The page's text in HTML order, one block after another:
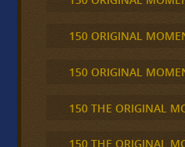
150 ORIGINAL
150 ORIGINAL
150 THE ORIGINAL
150 THE ORIGINAL